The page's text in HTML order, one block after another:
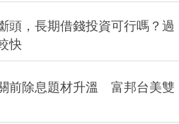
頭，長期借錢投資可行嗎？過
快
前除息題材升溫 富邦台美雙